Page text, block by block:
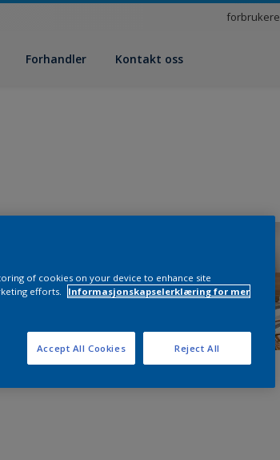
forbrukere
Forhandler Kontakt oss
of cookies on your device to enhance site
efforts.
Informasjonskapselerklæring for mer
Reject All
Accept All Cookies